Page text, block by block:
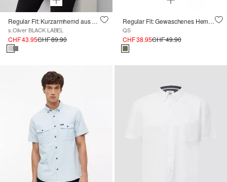
Regular Fit: Kurzarmhemd aus Leinenmix
s.Oliver BLACK LABEL
CHF 43.95CHF 89.90
Regular Fit: Gewaschenes Hemd mit All-over-Print
QS
CHF 38.95CHF 49.90